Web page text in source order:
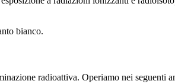
radioattiva. Operiamo nei seguenti